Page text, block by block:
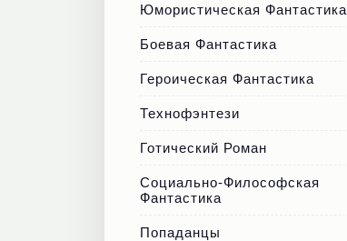
Юмористическая Фантастика
Боевая Фантастика
Героическая Фантастика
Технофэнтези
Готический Роман
Социально-Философская
Фантастика
Попаданцы